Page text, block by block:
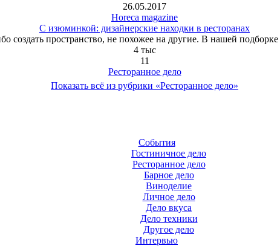
26.05.2017
Horeca magazine
С изюминкой: дизайнерские находки в ресторанах
создать пространство, не похожее на другие. В нашей
4 тыс
11
Ресторанное дело
Показать всё из рубрики «Ресторанное дело»
События
Гостиничное дело
Ресторанное дело
Барное дело
Виноделие
Личное дело
Дело вкуса
Дело техники
Другое дело
Интервью